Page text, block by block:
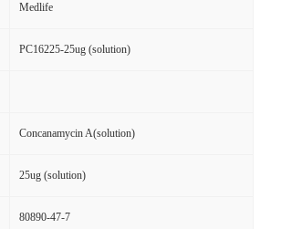
Medlife
PC16225-25ug (solution)
Concanamycin A(solution)
25ug (solution)
80890-47-7